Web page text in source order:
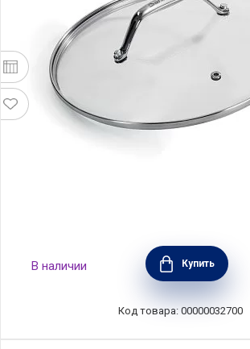
Крышка Black Titan 32 см, стекло,
Италия, 85503503298
В наличии Купить
Код товара: 00000032700